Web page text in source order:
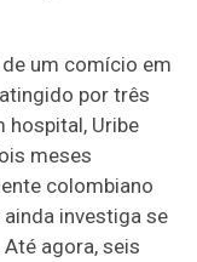
um comício em
por três
hospital, Uribe
meses
colombiano
investiga se
agora, seis